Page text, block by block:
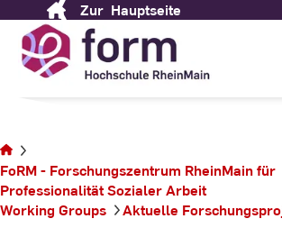
Content
Zur Hauptseite
Sie
befinden
sich auf
der
Seite
FoRM - Forschungszentrum RheinMain für
Professionalität ­Sozialer ­Arbeit
Working Groups
Aktuelle